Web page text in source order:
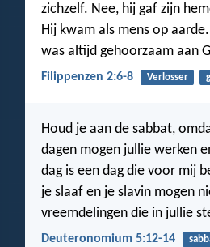
zichzelf. Nee, hij gaf zijn
Hij kwam als mens op
was altijd gehoorzaam aan
Filippenzen 2:6-8 Verlosser
Houd je aan de sabbat,
dagen mogen jullie werken
dag is een dag die voor mij
je slaaf en je slavin mogen
vreemdelingen die in jullie
Deuteronomium 5:12-14